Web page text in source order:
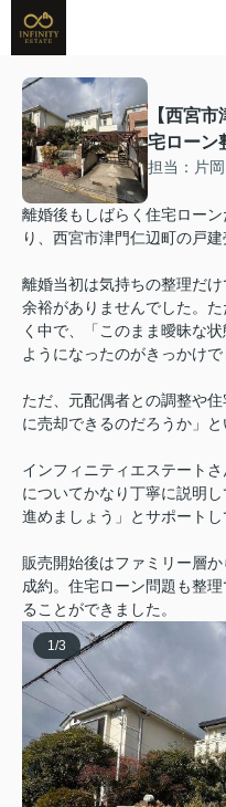
【西宮
宅ローン
担当：片
離婚後もしばらく住宅ロー
り、西宮市津門仁辺町の戸建
離婚当初は気持ちの整理だ
余裕がありませんでした。
く中で、「このまま曖昧な
ようになったのがきっかけで
ただ、元配偶者との調整や
に売却できるのだろうか」
インフィニティエステート
についてかなり丁寧に説明
進めましょう」とサポートし
販売開始後はファミリー層
成約。住宅ローン問題も整
ることができました。
1/3